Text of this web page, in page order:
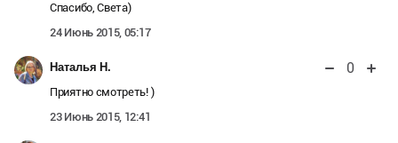
Спасибо, Света)
24 Июнь 2015, 05:17
Наталья Н. 0
Приятно смотреть! )
23 Июнь 2015, 12:41